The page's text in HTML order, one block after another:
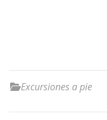
Excursiones a pie